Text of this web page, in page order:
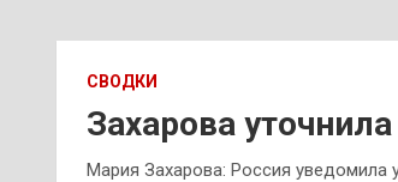
СВОДКИ
Захарова
Мария Захарова: Россия уведомила